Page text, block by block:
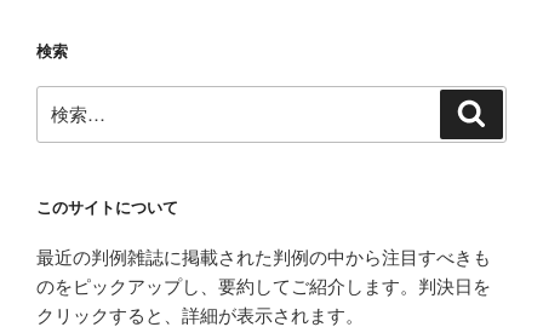
検索
索:
このサイトについて
最近の判例雑誌に掲載された判例の中から注目すべきも
のをピックアップし、要約してご紹介します。判決日を
クリックすると、詳細が表示されます。